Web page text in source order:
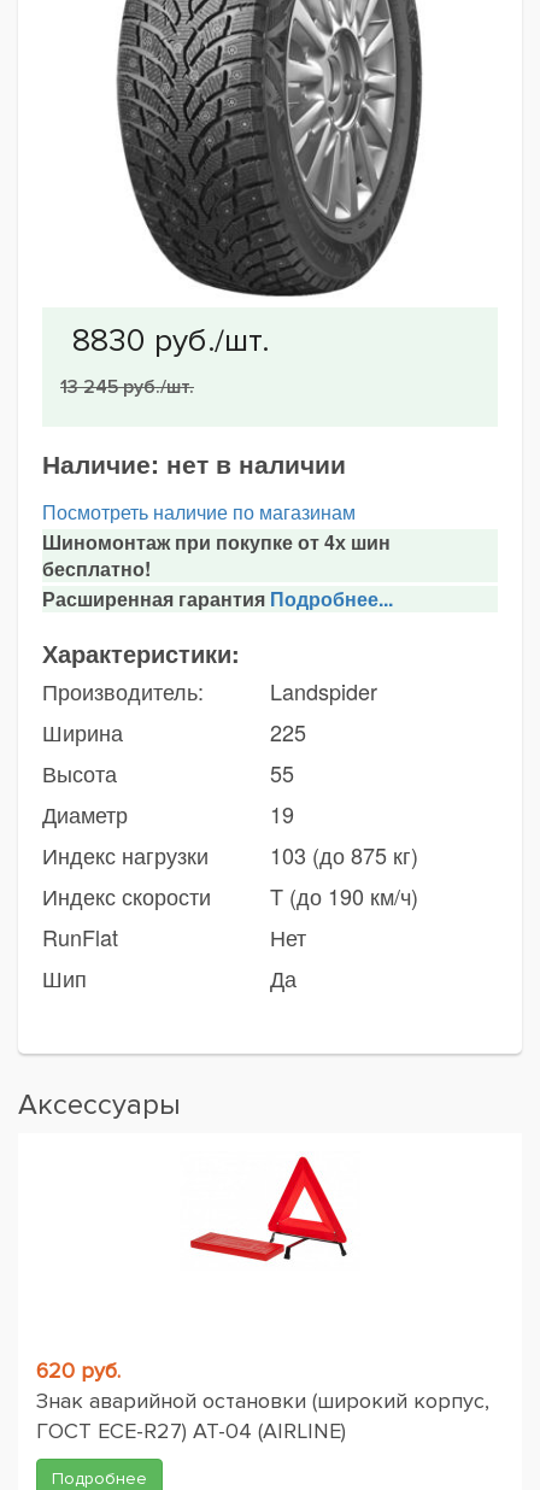
13 245 руб./шт.
Наличие: нет в наличии
Посмотреть наличие по магазинам
Шиномонтаж при покупке от 4х шин
бесплатно!
Расширенная гарантия Подробнее...
Характеристики:
Производитель:
Landspider
Ширина
225
Высота
55
Диаметр
19
Индекс нагрузки
103 (до 875 кг)
Индекс скорости
T (до 190 км/ч)
RunFlat
Нет
Шип
Да
Аксессуары
620 руб.
Знак аварийной остановки (широкий корпус,
ГОСТ ЕСЕ-R27) AT-04 (AIRLINE)
Подробнее